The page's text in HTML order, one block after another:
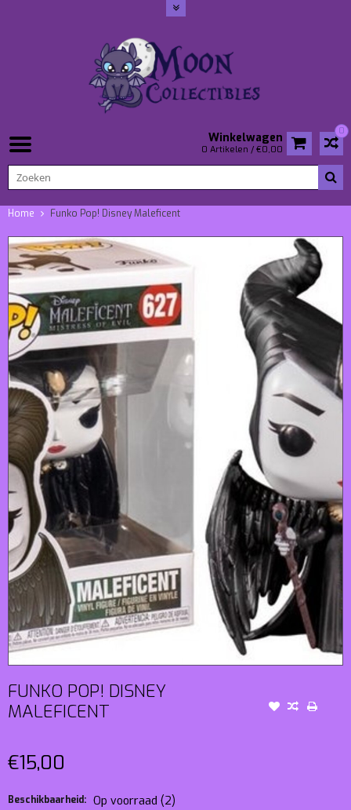
0
Winkelwagen
0 Artikelen / €0,00
Home Funko Pop! Disney Maleficent
FUNKO POP! DISNEY
MALEFICENT
€15,00
Beschikbaarheid: Op voorraad (2)